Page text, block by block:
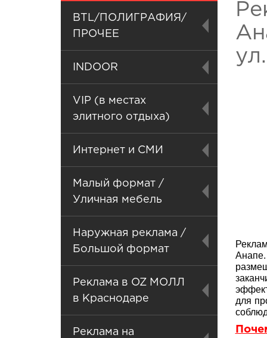
BTL/ПОЛИГРАФИЯ/
ПРОЧЕЕ
INDOOR
VIP (в местах
элитного отдыха)
Интернет и СМИ
Малый формат /
Уличная мебель
Наружная реклама /
Большой формат
Реклама в OZ МОЛЛ
в Краснодаре
Реклама на
для